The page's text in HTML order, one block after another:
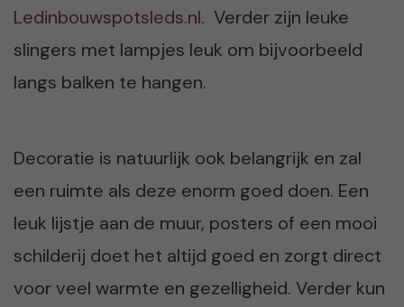
Ledinbouwspotsleds.nl. Verder zijn leuke
slingers met lampjes leuk om bijvoorbeeld
langs balken te hangen.
Decoratie is natuurlijk ook belangrijk en zal
een ruimte als deze enorm goed doen. Een
leuk lijstje aan de muur, posters of een mooi
schilderij doet het altijd goed en zorgt direct
voor veel warmte en gezelligheid. Verder kun